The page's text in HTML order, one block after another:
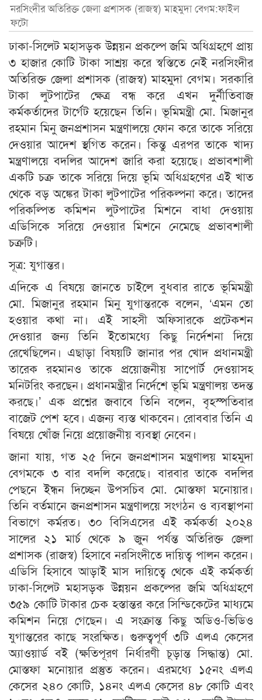
নরসিংদীর অতিরিক্ত জেলা প্রশাসক (রাজস্ব) মাহমুদা বেগম:ফাইল
ফটো
ঢাকা-সিলেট মহাসড়ক উন্নয়ন প্রকল্পে জমি অধিগ্রহণে প্রায়
৩ হাজার কোটি টাকা সাশ্রয় করে স্বস্তিতে নেই নরসিংদীর
অতিরিক্ত জেলা প্রশাসক (রাজস্ব) মাহমুদা বেগম। সরকারি
টাকা লুটপাটের ক্ষেত্র বন্ধ করে এখন দুর্নীতিবাজ
কর্মকর্তাদের টার্গেট হয়েছেন তিনি। ভূমিমন্ত্রী মো. মিজানুর
রহমান মিনু জনপ্রশাসন মন্ত্রণালয়ে ফোন করে তাকে সরিয়ে
দেওয়ার আদেশ স্থগিত করেন। কিন্তু এরপর তাকে খাদ্য
মন্ত্রণালয়ে বদলির আদেশ জারি করা হয়েছে। প্রভাবশালী
একটি চক্র তাকে সরিয়ে দিয়ে ভূমি অধিগ্রহণের এই খাত
থেকে বড় অঙ্কের টাকা লুটপাটের পরিকল্পনা করে। তাদের
পরিকল্পিত কমিশন লুটপাটের মিশনে বাধা দেওয়ায়
এডিসিকে সরিয়ে দেওয়ার মিশনে নেমেছে প্রভাবশালী
চক্রটি।
সূত্র: যুগান্তর।
এদিকে এ বিষয়ে জানতে চাইলে বুধবার রাতে ভূমিমন্ত্রী
মো. মিজানুর রহমান মিনু যুগান্তরকে বলেন, ‘এমন তো
হওয়ার কথা না। এই সাহসী অফিসারকে প্রটেকশন
দেওয়ার জন্য তিনি ইতোমধ্যে কিছু নির্দেশনা দিয়ে
রেখেছিলেন। এছাড়া বিষয়টি জানার পর খোদ প্রধানমন্ত্রী
তারেক রহমানও তাকে প্রয়োজনীয় সাপোর্ট দেওয়াসহ
মনিটরিং করছেন। প্রধানমন্ত্রীর নির্দেশে ভূমি মন্ত্রণালয় তদন্ত
করছে।’ এক প্রশ্নের জবাবে তিনি বলেন, বৃহস্পতিবার
বাজেট পেশ হবে। এজন্য ব্যস্ত থাকবেন। রোববার তিনি এ
বিষয়ে খোঁজ নিয়ে প্রয়োজনীয় ব্যবস্থা নেবেন।
জানা যায়, গত ২৫ দিনে জনপ্রশাসন মন্ত্রণালয় মাহমুদা
বেগমকে ৩ বার বদলি করেছে। বারবার তাকে বদলির
পেছনে ইন্ধন দিচ্ছেন উপসচিব মো. মোস্তফা মনোয়ার।
তিনি বর্তমানে জনপ্রশাসন মন্ত্রণালয়ে সংগঠন ও ব্যবস্থাপনা
বিভাগে কর্মরত। ৩০ বিসিএসের এই কর্মকর্তা ২০২৪
সালের ২১ মার্চ থেকে ৯ জুন পর্যন্ত অতিরিক্ত জেলা
প্রশাসক (রাজস্ব) হিসাবে নরসিংদীতে দায়িত্ব পালন করেন।
এডিসি হিসাবে আড়াই মাস দায়িত্বে থেকে এই কর্মকর্তা
ঢাকা-সিলেট মহাসড়ক উন্নয়ন প্রকল্পের জমি অধিগ্রহণে
৩৫৯ কোটি টাকার চেক হস্তান্তর করে সিন্ডিকেটের মাধ্যমে
কমিশন নিয়ে গেছেন। এ সংক্রান্ত কিছু অডিও-ভিডিও
যুগান্তরের কাছে সংরক্ষিত। গুরুত্বপূর্ণ ৩টি এলএ কেসের
অ্যাওয়ার্ড বই (ক্ষতিপূরণ নির্ধারণী চূড়ান্ত সিদ্ধান্ত) মো.
মোস্তফা মনোয়ার প্রস্তুত করেন। এরমধ্যে ১৫নং এলএ
কেসের ২৪০ কোটি, ১৪নং এলএ কেসের ৪৮ কোটি এবং